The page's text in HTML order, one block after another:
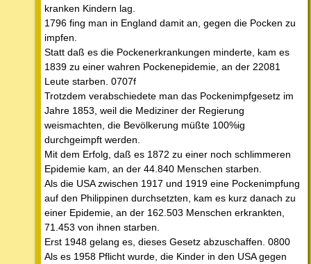
kranken Kindern lag.
1796 fing man in England damit an, gegen die Pocken zu
impfen.
Statt daß es die Pockenerkrankungen minderte, kam es
1839 zu einer wahren Pockenepidemie, an der 22081
Leute starben. 0707f
Trotzdem verabschiedete man das Pockenimpfgesetz im
Jahre 1853, weil die Mediziner der Regierung
weismachten, die Bevölkerung müßte 100%ig
durchgeimpft werden.
Mit dem Erfolg, daß es 1872 zu einer noch schlimmeren
Epidemie kam, an der 44.840 Menschen starben.
Als die USA zwischen 1917 und 1919 eine Pockenimpfung
auf den Philippinen durchsetzten, kam es kurz danach zu
einer Epidemie, an der 162.503 Menschen erkrankten,
71.453 von ihnen starben.
Erst 1948 gelang es, dieses Gesetz abzuschaffen. 0800
Als es 1958 Pflicht wurde, die Kinder in den USA gegen